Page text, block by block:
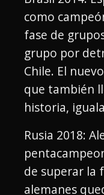
como
fase de
grupo por
Chile. El
que también
historia,
Rusia 2018:
de superar la
alemanes